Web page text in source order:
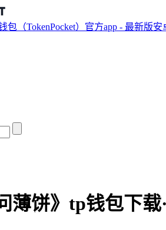
包（TokenPocket）官方app - 最新版
薄饼》tp钱包下